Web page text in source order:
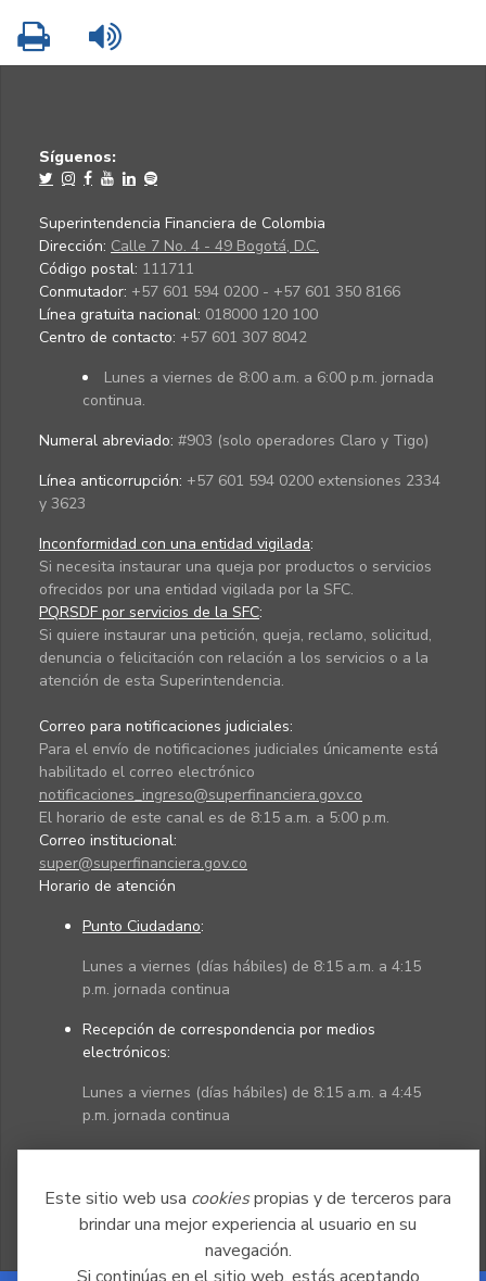
Este sitio web usa cookiespropias y de terceros para
brindar una mejor experiencia al usuario en su
navegación.
Imprimir
Síguenos:
Superintendencia Financiera de Colombia
Dirección: Calle 7 No. 4 - 49 Bogotá, D.C.
Código postal: 111711
Conmutador: +57 601 594 0200 - +57 601 350 8166
Línea gratuita nacional: 018000 120 100
Centro de contacto: +57 601 307 8042
Lunes a viernes de 8:00 a.m. a 6:00 p.m. jornada
continua.
Numeral abreviado: #903 (solo operadores Claro y Tigo)
Línea anticorrupción: +57 601 594 0200 extensiones 2334
y 3623
Inconformidad con una entidad vigilada:
Si necesita instaurar una queja por productos o servicios
ofrecidos por una entidad vigilada por la SFC.
PQRSDF por servicios de la SFC:
Si quiere instaurar una petición, queja, reclamo, solicitud,
denuncia o felicitación con relación a los servicios o a la
atención de esta Superintendencia.
Correo para notificaciones judiciales:
Para el envío de notificaciones judiciales únicamente está
habilitado el correo electrónico
notificaciones_ingreso@superfinanciera.gov.co
El horario de este canal es de 8:15 a.m. a 5:00 p.m.
Correo institucional:
super@superfinanciera.gov.co
Horario de atención
Punto Ciudadano:
Lunes a viernes (días hábiles) de 8:15 a.m. a 4:15
p.m. jornada continua
Recepción de correspondencia por medios
electrónicos:
Lunes a viernes (días hábiles) de 8:15 a.m. a 4:45
p.m. jornada continua